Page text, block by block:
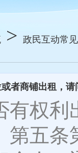
> 政民互动常
者商铺出租，
有权
第五